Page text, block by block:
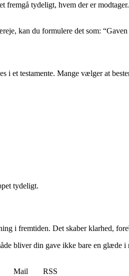
tydeligt, hvem der er
kan du formulere det som:
et testamente. Mange vælger at
tydeligt.
i fremtiden. Det skaber klarhed,
bliver din gave ikke bare en glæde
Mail
RSS